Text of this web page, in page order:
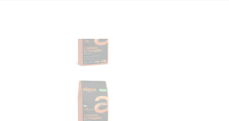
Passer
informations
sur